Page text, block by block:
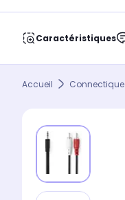
Caractéristiques
Accueil Connectique